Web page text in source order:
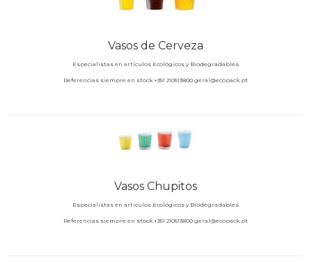
Vasos de Cerveza
Especialistas en artículos Ecológicos y Biodegradables
Referencias siempre en stock +351 210513800 geral@ecopack.pt
Vasos Chupitos
Especialistas en artículos Ecológicos y Biodegradables
Referencias siempre en stock +351 210513800 geral@ecopack.pt